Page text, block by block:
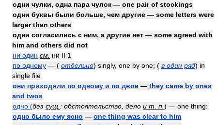
одни чулки, одна пара чулок — one pair of stockings
одни буквы были больше, чем другие — some letters were
larger than others
одни согласились с ним, а другие нет — some agreed with
him and others did not
ни один см. ни II 1
по одному — ( отдельно) singly, one by one; ( в один ряд) in
single file
они приходили по одному и по двое — they came by ones
and twos
одно (без сущ. : обстоятельство, дело и т. п. ) — one thing:
одно было ему ясно — one thing was clear to him